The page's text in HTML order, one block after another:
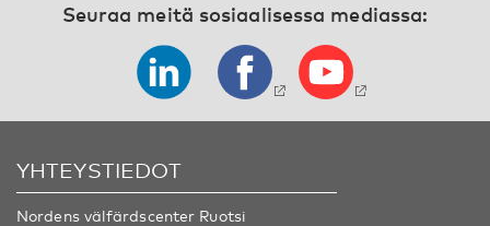
Seuraa meitä sosiaalisessa mediassa:
YHTEYSTIEDOT
Nordens välfärdscenter Ruotsi